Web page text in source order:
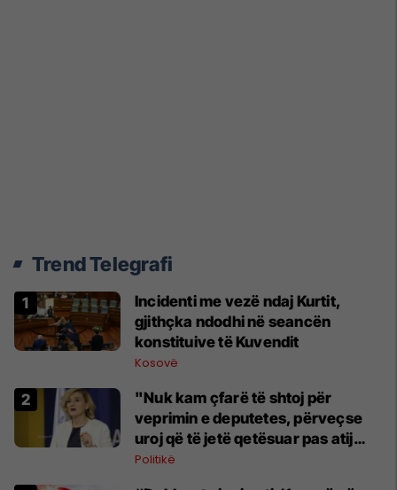
Trend Telegrafi
Incidenti me vezë ndaj Kurtit,
gjithçka ndodhi në seancën
konstituive të Kuvendit
Kosovë
"Nuk kam çfarë të shtoj për
veprimin e deputetes, përveçse
uroj që të jetë qetësuar pas atij
momenti", reagon Kusari-Lila
Politikë